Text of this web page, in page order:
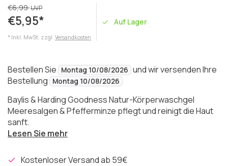
€6,99UVP
€5,95*
* Inkl. MwSt. zzgl. Versandkosten
Auf Lager
Bestellen Sie Montag 10/08/2026 und wir versenden Ihre
Bestellung
Montag 10/08/2026
Baylis & Harding Goodness Natur-Körperwaschgel
Meeresalgen & Pfefferminze pflegt und reinigt die Haut
sanft.
Lesen Sie mehr
Kostenloser Versand ab 59€